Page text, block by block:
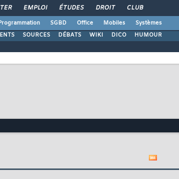
EMPLOI ÉTUDES DROIT CLUB
SGBD Office Mobiles
Systèmes
SOURCES DÉBATS WIKI DICO HUMOUR